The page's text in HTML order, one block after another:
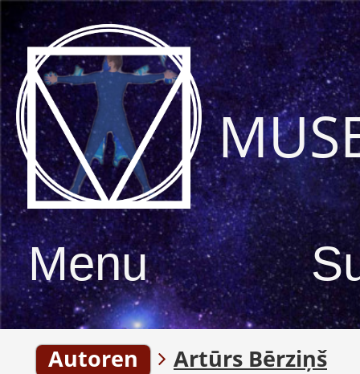
Menu
Autoren Artūrs Bērziņš